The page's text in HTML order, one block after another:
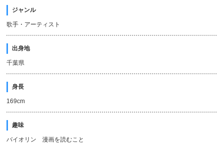
ジャンル
歌手・アーティスト
出身地
千葉県
身長
169cm
趣味
バイオリン 漫画を読むこと